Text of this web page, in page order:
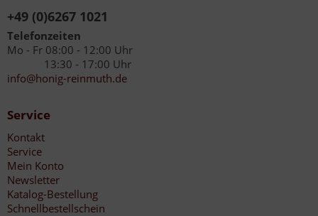
+49 (0)6267 1021
Telefonzeiten
Mo - Fr 08:00 - 12:00 Uhr
13:30 - 17:00 Uhr
info@honig-reinmuth.de
Service
Kontakt
Service
Mein Konto
Newsletter
Katalog-Bestellung
Schnellbestellschein